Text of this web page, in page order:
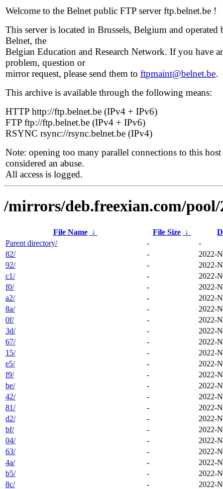
Welcome to the Belnet public FTP server ftp.belnet.be !
This server is located in Brussels, Belgium and operated
Belnet, the
Belgian Education and Research Network. If you have
problem, question or
mirror request, please send them to ftpmaint@belnet.be.
This archive is available through the following means:
HTTP http://ftp.belnet.be (IPv4 + IPv6)
FTP ftp://ftp.belnet.be (IPv4 + IPv6)
RSYNC rsync://rsync.belnet.be (IPv4)
Note: opening too many parallel connections to this host
considered an abuse.
All access is logged.
/mirrors/deb.freexian.com/pool/
File Name ↓ File Size ↓
Parent directory/
-
-
82/
-
2022-
92/
-
2022-
c1/
-
2022-
f0/
-
2022-
a2/
-
2022-
8a/
-
2022-
0f/
-
2022-
3d/
-
2022-
67/
-
2022-
15/
-
2022-
e5/
-
2022-
f9/
-
2022-
be/
-
2022-
42/
-
2022-
81/
-
2022-
d2/
-
2022-
bf/
-
2022-
04/
-
2022-
63/
-
2022-
4a/
-
2022-
b5/
-
2022-
8c/
-
2022-